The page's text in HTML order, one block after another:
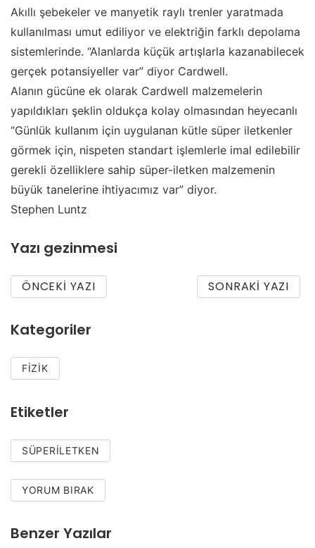
Akıllı şebekeler ve manyetik raylı trenler yaratmada
kullanılması umut ediliyor ve elektriğin farklı depolama
sistemlerinde. “Alanlarda küçük artışlarla kazanabilecek
gerçek potansiyeller var” diyor Cardwell.
Alanın gücüne ek olarak Cardwell malzemelerin
yapıldıkları şeklin oldukça kolay olmasından heyecanlı
“Günlük kullanım için uygulanan kütle süper iletkenler
görmek için, nispeten standart işlemlerle imal edilebilir
gerekli özelliklere sahip süper-iletken malzemenin
büyük tanelerine ihtiyacımız var” diyor.
Stephen Luntz
Yazı gezinmesi
ÖNCEKI YAZI SONRAKI YAZI
Kategoriler
FIZIK
Etiketler
SÜPERILETKEN
YORUM BIRAK
Benzer Yazılar